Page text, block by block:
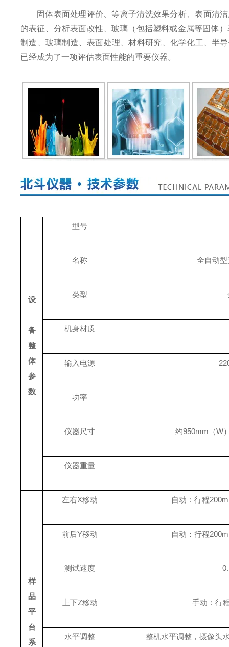
固体表面处理评价、等离子清洗效果分析、表面清
的表征、分析表面改性、玻璃（包括塑料或金属等固体
制造、玻璃制造、表面处理、材料研究、化学化工、半
已经成为了一项评估表面性能的重要仪器。
设
备
整
体
参
数
型号
名称 全自动
类型
机身材质
输入电源
功率
仪器尺寸 约950mm（W
仪器重量
样
品
平
台
系
左右X移动 自动：行程
前后Y移动 自动：行程
测试速度
上下Z移动 手动：行
水平调整 整机水平调整，摄像头